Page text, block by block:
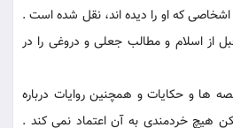
اشخاصى كه او را ديده اند، نقل شده است .
از اسلام و مطالب جعلى و دروغى را در
ها و حكايات و همچنين روايات درباره
هيچ خردمندى به آن اعتماد نمی كند .